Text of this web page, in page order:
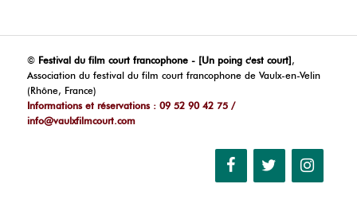
© Festival du film court francophone - [Un poing c'est court],
Association du festival du film court francophone de Vaulx-en-Velin
(Rhône, France)
Informations et réservations : 09 52 90 42 75 /
info@vaulxfilmcourt.com